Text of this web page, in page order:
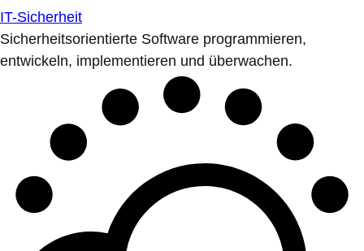
IT-Sicherheit
Sicherheitsorientierte Software programmieren,
entwickeln, implementieren und überwachen.